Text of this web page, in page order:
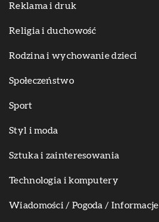
Reklama i druk
Religia i duchowość
Rodzina i wychowanie dzieci
Społeczeństwo
Sport
Styl i moda
Sztuka i zainteresowania
Technologia i komputery
Wiadomości / Pogoda / Informacje